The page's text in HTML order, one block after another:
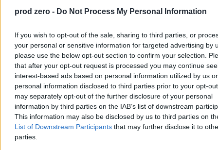
prod zero - Do Not Process My Personal Information
If you wish to opt-out of the sale, sharing to third parties, or
your personal or sensitive information for targeted advertising by
please use the below opt-out section to confirm your selection.
that after your opt-out request is processed you may continue
interest-based ads based on personal information utilized by us or
personal information disclosed to third parties prior to your opt-
may separately opt-out of the further disclosure of your personal
information by third parties on the IAB’s list of downstream
This information may also be disclosed by us to third parties on
List of Downstream Participants that may further disclose it to
parties.
Świat